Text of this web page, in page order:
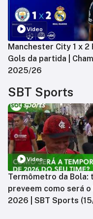
Vídeo
Manchester City 1 x 2
Gols da partida |
2025/26
SBT Sports
Vídeo
Termômetro da Bola:
preveem como será
2026 | SBT Sports